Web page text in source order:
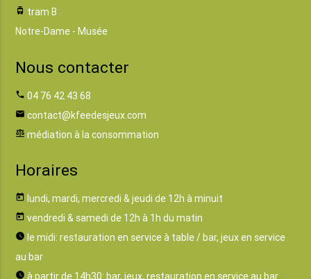
tram tram B
Notre-Dame - Musée
Nous contacter
phone 04 76 42 43 68
email contact@kfeedesjeux.com
balance médiation à la consommation
Horaires
today lundi, mardi, mercredi & jeudi de 12h à minuit
today vendredi & samedi de 12h à 1h du matin
watch_later le midi: restauration en service à table / bar, jeux en service
au bar
watch_later à partir de 14h30: bar, jeux, restauration en service au bar